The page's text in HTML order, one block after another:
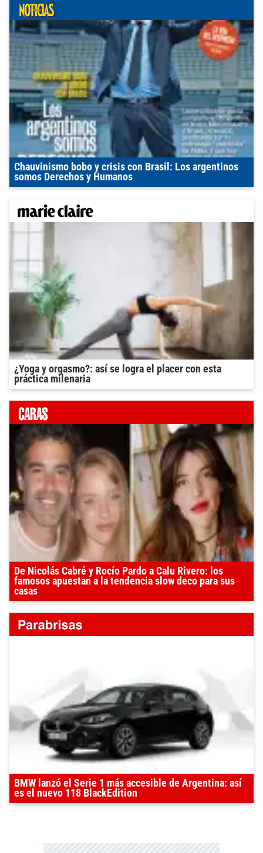
Chauvinismo bobo y crisis con Brasil: Los argentinos
somos Derechos y Humanos
¿Yoga y orgasmo?: así se logra el placer con esta
práctica milenaria
De Nicolás Cabré y Rocío Pardo a Calu Rivero: los
famosos apuestan a la tendencia slow deco para sus
casas
BMW lanzó el Serie 1 más accesible de Argentina: así
es el nuevo 118 BlackEdition